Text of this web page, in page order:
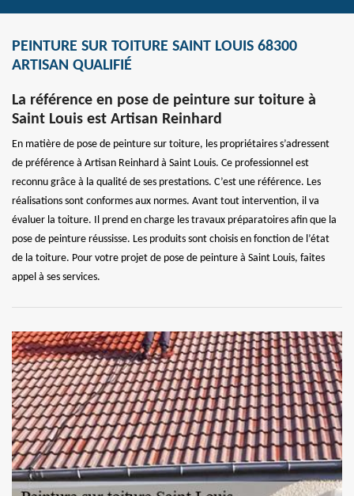
PEINTURE SUR TOITURE SAINT LOUIS 68300
ARTISAN QUALIFIÉ
La référence en pose de peinture sur toiture à
Saint Louis est Artisan Reinhard
En matière de pose de peinture sur toiture, les propriétaires s’adressent
de préférence à Artisan Reinhard à Saint Louis. Ce professionnel est
reconnu grâce à la qualité de ses prestations. C’est une référence. Les
réalisations sont conformes aux normes. Avant tout intervention, il va
évaluer la toiture. Il prend en charge les travaux préparatoires afin que la
pose de peinture réussisse. Les produits sont choisis en fonction de l’état
de la toiture. Pour votre projet de pose de peinture à Saint Louis, faites
appel à ses services.